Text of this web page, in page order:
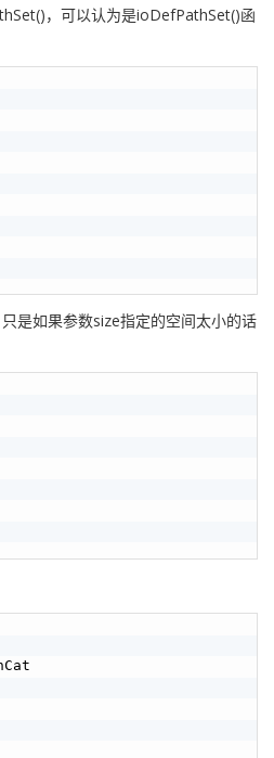
，可以认为是ioDefPathSet()函
是如果参数size指定的空间太小的话